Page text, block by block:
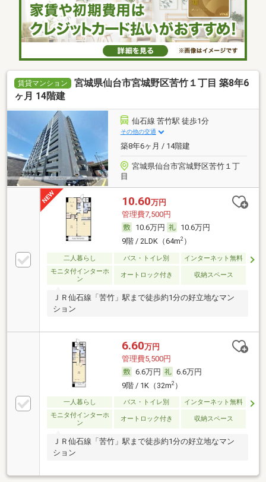
賃貸マンション
宮城県仙台市宮城野区苦竹１丁目 築8年6
ヶ月 14階建
仙石線 苦竹駅 徒歩1分
その他の交通
築8年6ヶ月 / 14階建
宮城県仙台市宮城野区苦竹１丁
目
10.60万円
管理費7,500円
10.6万円
10.6万円
9階 / 2LDK（64m2）
二人暮らし バス・トイレ別
インターネット無料
モニタ付インターホ
ン
オートロック付き 収納スペース
ＪＲ仙石線「苦竹」駅まで徒歩約1分の好立地なマン
ション
6.60万円
管理費5,500円
6.6万円
6.6万円
9階 / 1K（32m2）
一人暮らし バス・トイレ別
インターネット無料
モニタ付インターホ
ン
オートロック付き 収納スペース
ＪＲ仙石線「苦竹」駅まで徒歩約1分の好立地なマン
ション